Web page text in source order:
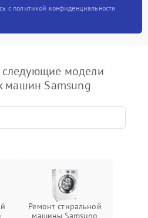
с политикой конфиденциальности
модели
машин Samsung
Ремонт стиральной
машины Samsung